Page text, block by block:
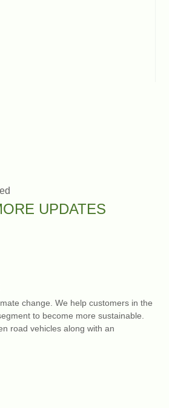
UPDATES
change. We help customers in the
to become more sustainable.
road vehicles along with an